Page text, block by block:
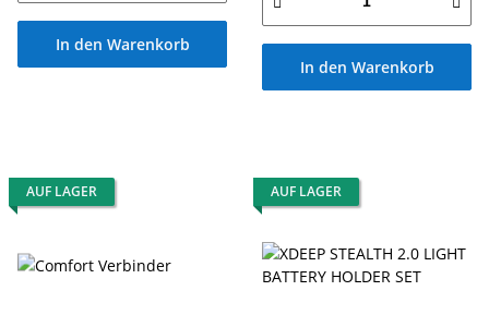
In den Warenkorb
In den Warenkorb
AUF LAGER AUF LAGER